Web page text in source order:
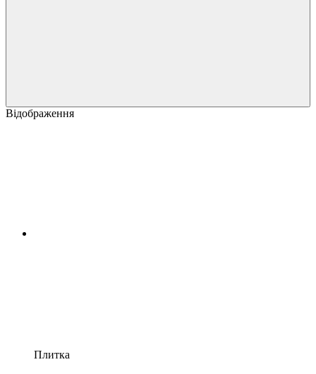
Відображення
Плитка